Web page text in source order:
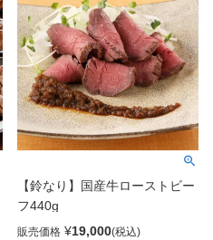
能できます。年間生産頭数７０
０頭に満たない、非常に希少価
値の高い千屋牛ですが、（社）
日本食肉格付協会の格付規格で
A4等級以上の「特選千屋牛」サ
ーロインとリブロースをステー
キカットにしてお届け致しま
す。ステーキの焼き方レシピ付
【鈴なり】国産牛ローストビー
フ440g
販売価格 ¥19,000